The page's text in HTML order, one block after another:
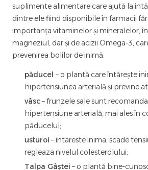
suplimente alimentare care ajută la
dintre ele fiind disponibile în farmacii
importanța vitaminelor și mineralelor,
magneziul, dar și de acizii Omega-3,
prevenirea bolilor de inimă.
păducel – o plantă care întărește
hipertensiunea arterială și previne
vâsc– frunzele sale sunt
hipertensiune arterială, mai ales în
păducelul;
usturoi – intareste inima, scade
regleaza nivelul colesterolului;
Talpa Gâștei – o plantă bine-